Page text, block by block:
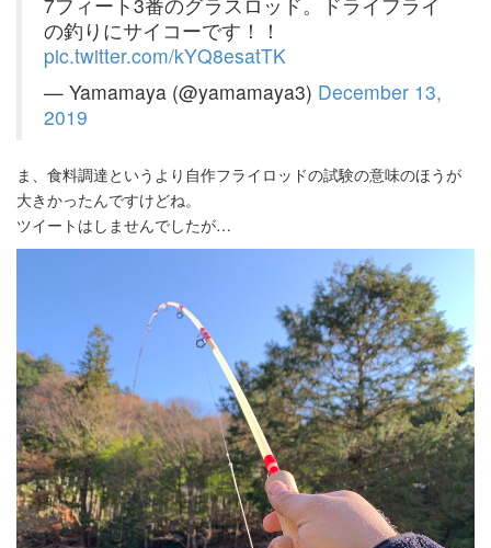
の釣りにサイコーです！！
pic.twitter.com/kYQ8esatTK
— Yamamaya (@yamamaya3) December 13,
2019
ま、食料調達というより自作フライロッドの試験の意味のほうが
大きかったんですけどね。
ツイートはしませんでしたが…